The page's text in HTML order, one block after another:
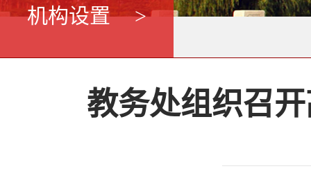
机构设置 >
教务处组织召